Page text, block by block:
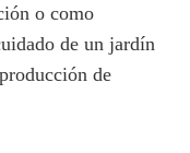
o como
de un jardín
de